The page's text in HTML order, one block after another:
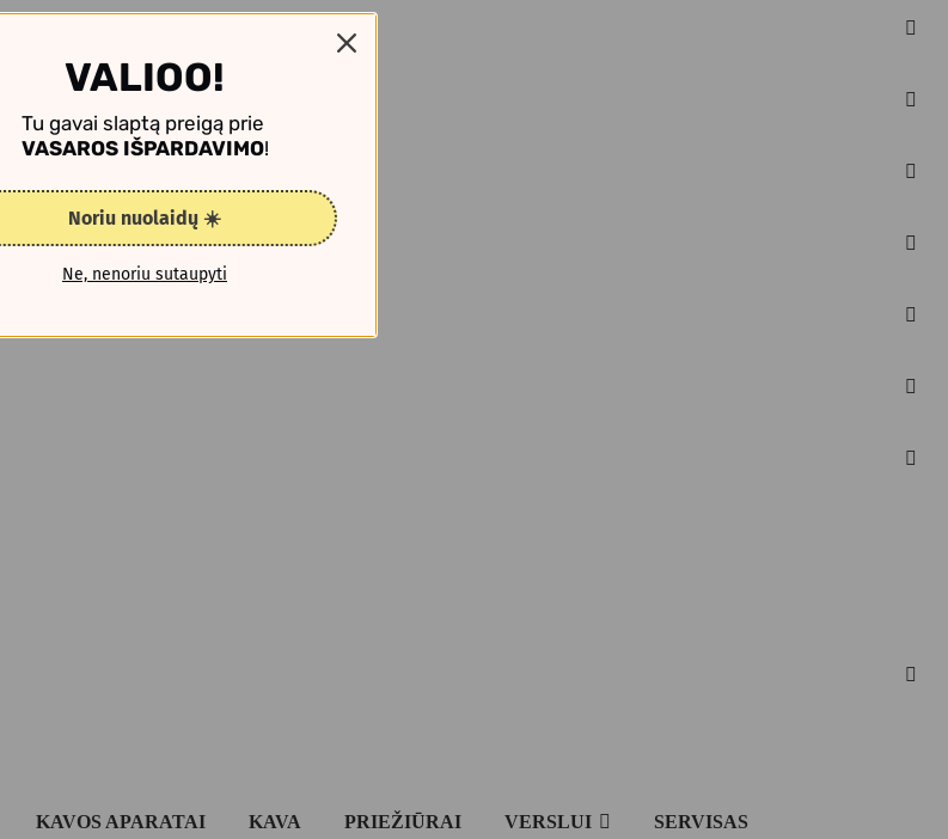
KAVOS APARATAI KAVA PRIEŽIŪRAI VERSLUI SERVISAS
VALIOO!
Tu gavai slaptą preigą prie
VASAROS IŠPARDAVIMO!
Noriu nuolaidų ☀️
Ne, nenoriu sutaupyti